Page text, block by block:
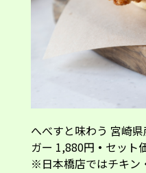
へべすと味わう 宮崎
ガー 1,880円 ・ セット
※日本橋店ではチキン